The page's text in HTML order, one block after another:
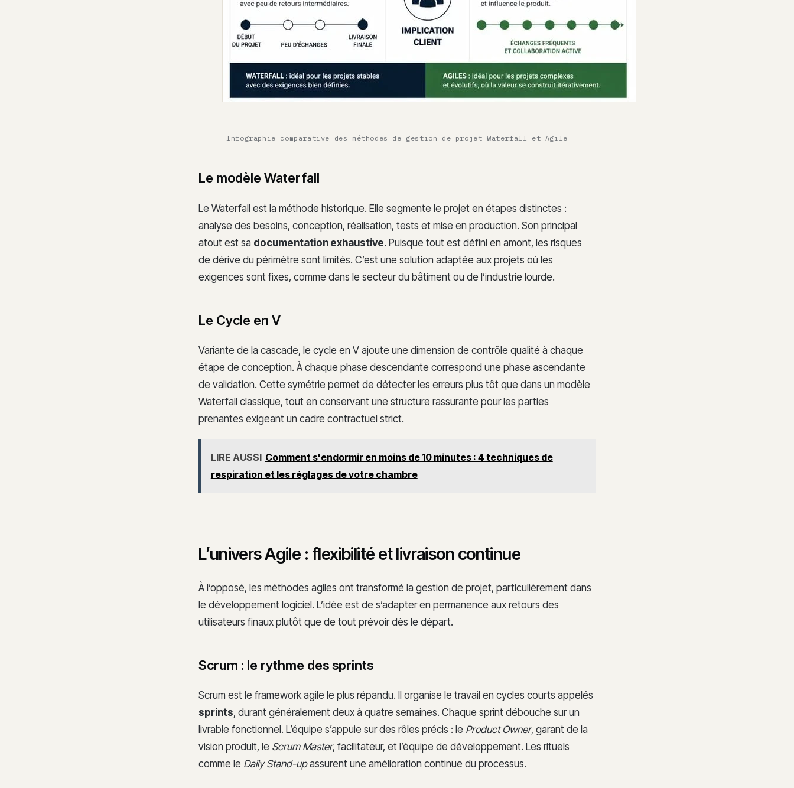
Infographie comparative des méthodes de gestion de projet Waterfall et Agile
Le modèle Waterfall
Le Waterfall est la méthode historique. Elle segmente le projet en étapes distinctes :
analyse des besoins, conception, réalisation, tests et mise en production. Son principal
atout est sa documentation exhaustive. Puisque tout est défini en amont, les risques
de dérive du périmètre sont limités. C’est une solution adaptée aux projets où les
exigences sont fixes, comme dans le secteur du bâtiment ou de l’industrie lourde.
Le Cycle en V
Variante de la cascade, le cycle en V ajoute une dimension de contrôle qualité à chaque
étape de conception. À chaque phase descendante correspond une phase ascendante
de validation. Cette symétrie permet de détecter les erreurs plus tôt que dans un modèle
Waterfall classique, tout en conservant une structure rassurante pour les parties
prenantes exigeant un cadre contractuel strict.
LIRE AUSSI Comment s'endormir en moins de 10 minutes : 4 techniques de
respiration et les réglages de votre chambre
L’univers Agile : flexibilité et livraison continue
À l’opposé, les méthodes agiles ont transformé la gestion de projet, particulièrement dans
le développement logiciel. L’idée est de s’adapter en permanence aux retours des
utilisateurs finaux plutôt que de tout prévoir dès le départ.
Scrum : le rythme des sprints
Scrum est le framework agile le plus répandu. Il organise le travail en cycles courts appelés
sprints, durant généralement deux à quatre semaines. Chaque sprint débouche sur un
livrable fonctionnel. L’équipe s’appuie sur des rôles précis : le Product Owner, garant de la
vision produit, le Scrum Master, facilitateur, et l’équipe de développement. Les rituels
comme le Daily Stand-upassurent une amélioration continue du processus.